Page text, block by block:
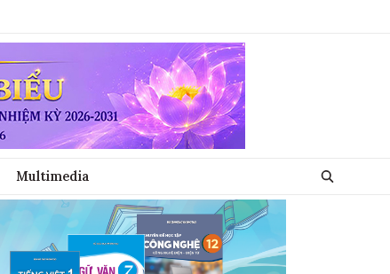
Multimedia